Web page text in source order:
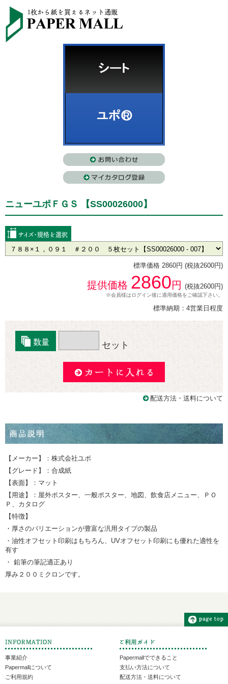
ニューユポＦＧＳ 【SS00026000】
標準価格 2860円 (税抜2600円)
提供価格 2860円 (税抜2600円)
※会員様はログイン後に適用価格をご確認下さい。
標準納期：4営業日程度
セット
配送方法・送料について
【メーカー】：株式会社ユポ
【グレード】：合成紙
【表面】：マット
【用途】：屋外ポスター、一般ポスター、地図、飲食店メニュー、ＰＯ
Ｐ、カタログ
【特徴】
・厚さのバリエーションが豊富な汎用タイプの製品
・油性オフセット印刷はもちろん、UVオフセット印刷にも優れた適性を
有す
・ 鉛筆の筆記適正あり
厚み２００ミクロンです。
事業紹介
Papermallについて
ご利用規約
Papermallでできること
支払い方法について
配送方法・送料について